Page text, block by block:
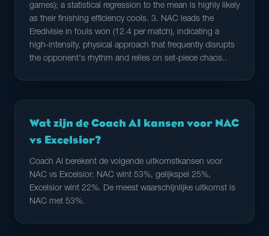
games); a statistical regression to the mean is highly likely
as their finishing efficiency cools. 3. NAC leads the
Eredivisie in fouls won (12.4 per match), indicating a
high-intensity, physical approach that frequently disrupts
the opponent's rhythm and relies on set-piece chaos..
Wat zijn de Coach AI kansen voor NAC
vs Excelsior?
Coach AI berekent de volgende uitkomstkansen voor
NAC vs Excelsior: NAC wint 53%, gelijkspel 25%,
Excelsior wint 22%. De meest waarschijnlijke uitkomst is
NAC met 53%.